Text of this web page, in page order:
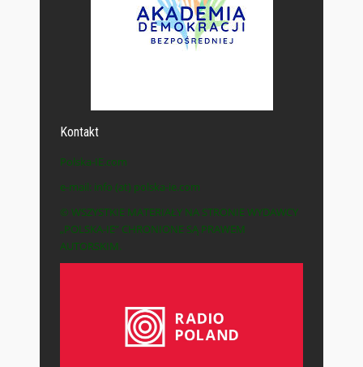
Kontakt
Polska-IE.com
e-mail: info (at) polska-ie.com
© WSZYSTKIE MATERIAŁY NA STRONIE WYDAWCY
„POLSKA-IE” CHRONIONE SĄ PRAWEM
AUTORSKIM.